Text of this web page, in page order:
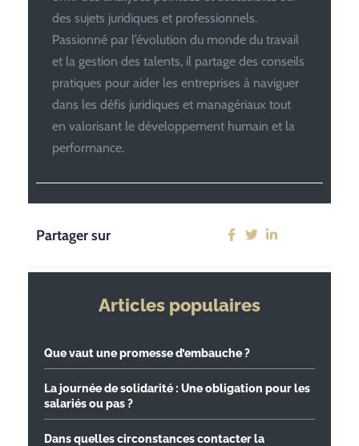
des sujets juridiques et professionnels.
Passionné par l’évolution du monde du travail
et la gestion des talents, il partage des conseils
pratiques pour aider les entreprises à naviguer
dans les défis juridiques et managériaux tout
en valorisant le développement humain et la
performance.
Partager sur
Articles populaires
Que vaut une promesse d’embauche ?
La journée de solidarité : Une obligation pour les
salariés ou pas ?
Dans quelles circonstances contacter la